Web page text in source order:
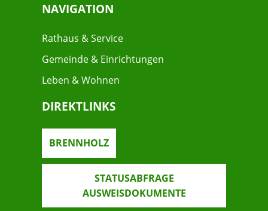
NAVIGATION
Rathaus & Service
Gemeinde & Einrichtungen
Leben & Wohnen
DIREKTLINKS
BRENNHOLZ
STATUSABFRAGE
AUSWEISDOKUMENTE